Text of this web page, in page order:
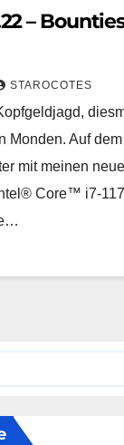
–
STAROCOTES
Monden. Auf
mit meinen
Core™ i7-